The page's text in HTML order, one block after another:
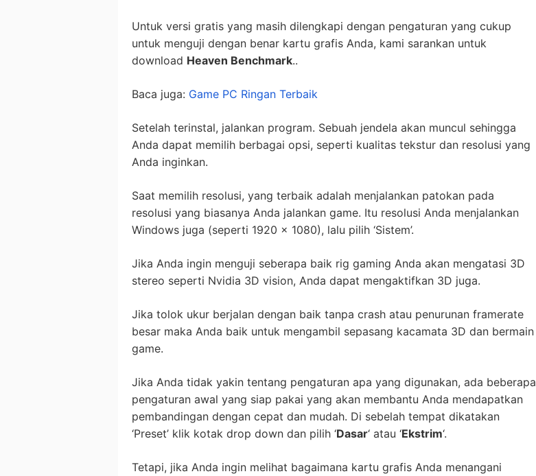
Untuk versi gratis yang masih dilengkapi dengan pengaturan yang cukup
untuk menguji dengan benar kartu grafis Anda, kami sarankan untuk
download Heaven Benchmark..
Baca juga: Game PC Ringan Terbaik
Setelah terinstal, jalankan program. Sebuah jendela akan muncul sehingga
Anda dapat memilih berbagai opsi, seperti kualitas tekstur dan resolusi yang
Anda inginkan.
Saat memilih resolusi, yang terbaik adalah menjalankan patokan pada
resolusi yang biasanya Anda jalankan game. Itu resolusi Anda menjalankan
Windows juga (seperti 1920 x 1080), lalu pilih ‘Sistem’.
Jika Anda ingin menguji seberapa baik rig gaming Anda akan mengatasi 3D
stereo seperti Nvidia 3D vision, Anda dapat mengaktifkan 3D juga.
Jika tolok ukur berjalan dengan baik tanpa crash atau penurunan framerate
besar maka Anda baik untuk mengambil sepasang kacamata 3D dan bermain
game.
Jika Anda tidak yakin tentang pengaturan apa yang digunakan, ada beberapa
pengaturan awal yang siap pakai yang akan membantu Anda mendapatkan
pembandingan dengan cepat dan mudah. Di sebelah tempat dikatakan
‘Preset’ klik kotak drop down dan pilih ‘Dasar‘ atau ‘Ekstrim‘.
Tetapi, jika Anda ingin melihat bagaimana kartu grafis Anda menangani